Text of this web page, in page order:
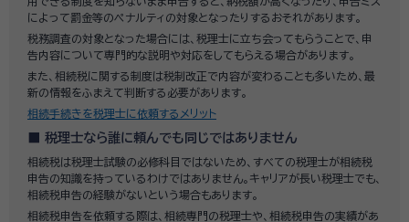
によって罰金等のペナルティの対象となったりするおそれがあります。
税務調査の対象となった場合には、税理士に立ち会ってもらうことで、申
告内容について専門的な説明や対応をしてもらえる場合があります。
また、相続税に関する制度は税制改正で内容が変わることも多いため、最
新の情報をふまえて判断する必要があります。
相続手続きを税理士に依頼するメリット
税理士なら誰に頼んでも同じではありません
相続税は税理士試験の必修科目ではないため、すべての税理士が相続税
申告の知識を持っているわけではありません。キャリアが長い税理士でも、
相続税申告の経験がないという場合もあります。
相続税申告を依頼する際は、相続専門の税理士や、相続税申告の実績があ